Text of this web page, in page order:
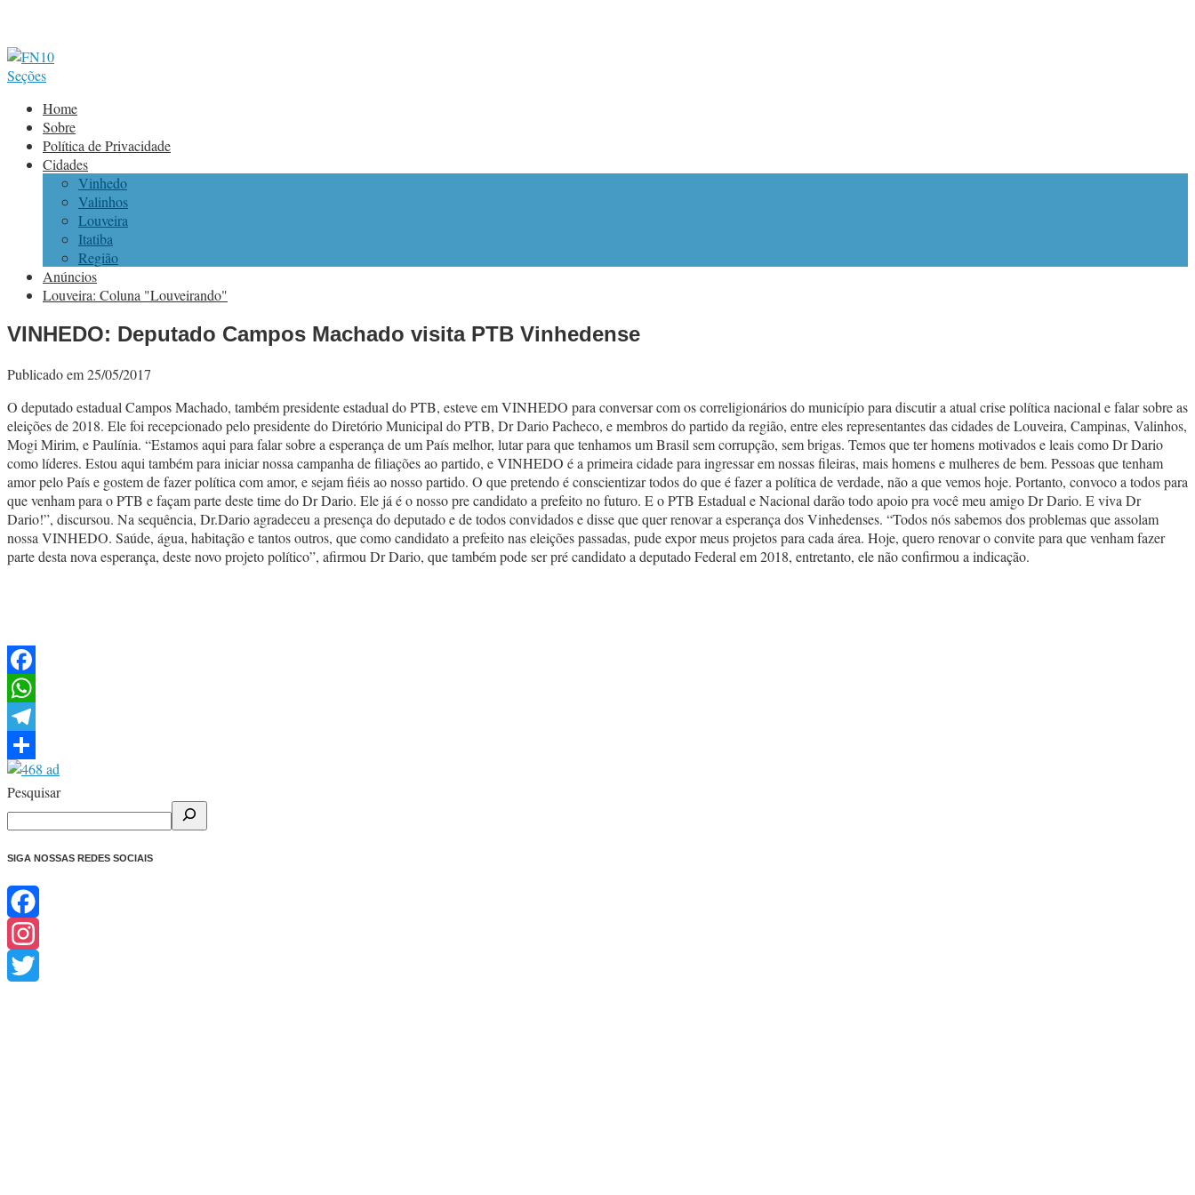
Seções
Home
Sobre
Política de Privacidade
Cidades
Vinhedo
Valinhos
Louveira
Itatiba
Região
Anúncios
Louveira: Coluna "Louveirando"
VINHEDO: Deputado Campos Machado visita PTB Vinhedense
Publicado em 25/05/2017
O deputado estadual Campos Machado, também presidente estadual do PTB, esteve em VINHEDO para conversar com os correligionários do município para discutir a atual crise política nacional e falar sobre as
eleições de 2018. Ele foi recepcionado pelo presidente do Diretório Municipal do PTB, Dr Dario Pacheco, e membros do partido da região, entre eles representantes das cidades de Louveira, Campinas, Valinhos,
Mogi Mirim, e Paulínia. “Estamos aqui para falar sobre a esperança de um País melhor, lutar para que tenhamos um Brasil sem corrupção, sem brigas. Temos que ter homens motivados e leais como Dr Dario
como líderes. Estou aqui também para iniciar nossa campanha de filiações ao partido, e VINHEDO é a primeira cidade para ingressar em nossas fileiras, mais homens e mulheres de bem. Pessoas que tenham
amor pelo País e gostem de fazer política com amor, e sejam fiéis ao nosso partido. O que pretendo é conscientizar todos do que é fazer a política de verdade, não a que vemos hoje. Portanto, convoco a todos para
que venham para o PTB e façam parte deste time do Dr Dario. Ele já é o nosso pre candidato a prefeito no futuro. E o PTB Estadual e Nacional darão todo apoio pra você meu amigo Dr Dario. E viva Dr
Dario!”, discursou. Na sequência, Dr.Dario agradeceu a presença do deputado e de todos convidados e disse que quer renovar a esperança dos Vinhedenses. “Todos nós sabemos dos problemas que assolam
nossa VINHEDO. Saúde, água, habitação e tantos outros, que como candidato a prefeito nas eleições passadas, pude expor meus projetos para cada área. Hoje, quero renovar o convite para que venham fazer
parte desta nova esperança, deste novo projeto político”, afirmou Dr Dario, que também pode ser pré candidato a deputado Federal em 2018, entretanto, ele não confirmou a indicação.
Facebook
WhatsApp
Telegram
Share
Pesquisar
SIGA NOSSAS REDES SOCIAIS
Facebook
Instagram